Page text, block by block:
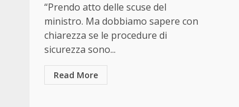
“Prendo atto delle scuse del
ministro. Ma dobbiamo sapere con
chiarezza se le procedure di
sicurezza sono...
Read More